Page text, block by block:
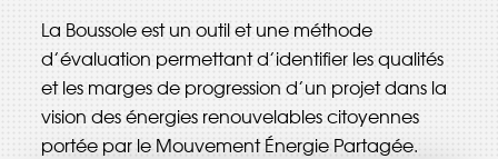
Vous souhaitez placer votre épargne au
service de la transition énergétique ?
La Boussole est un outil et une méthode
d’évaluation permettant d’identifier les qualités
et les marges de progression d’un projet dans la
vision des énergies renouvelables citoyennes
portée par le Mouvement Énergie Partagée.